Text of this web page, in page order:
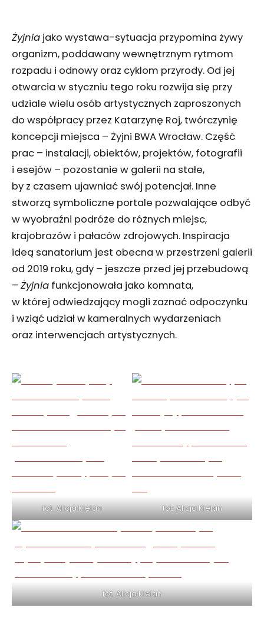
Żyjnia jako wystawa-sytuacja przypomina żywy
organizm, poddawany wewnętrznym rytmom
rozpadu i odnowy oraz cyklom przyrody. Od jej
otwarcia w styczniu tego roku rozwija się przy
udziale wielu osób artystycznych zaproszonych
do współpracy przez Katarzynę Roj, twórczynię
koncepcji miejsca – Żyjni BWA Wrocław. Część
prac – instalacji, obiektów, projektów, fotografii
i esejów – pozostanie w galerii na stałe,
by z czasem ujawniać swój potencjał. Inne
stworzą symboliczne portale pozwalające odbyć
w wyobraźni podróże do różnych miejsc,
krajobrazów i pałaców zdrojowych. Inspiracja
ideą sanatorium jest obecna w przestrzeni galerii
od 2019 roku, gdy – jeszcze przed jej przebudową
– Żyjnia funkcjonowała jako komnata,
w której odwiedzający mogli zaznać odpoczynku
i wziąć udział w kameralnych wydarzeniach
oraz interwencjach artystycznych.
fot. Alicja Kielan fot. Alicja Kielan
fot. Alicja Kielan